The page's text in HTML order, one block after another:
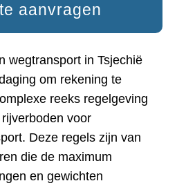
aanvragen
wegtransport in Tsjechië
om rekening te
reeks regelgeving
voor
Deze regels zijn van
die de maximum
en gewichten